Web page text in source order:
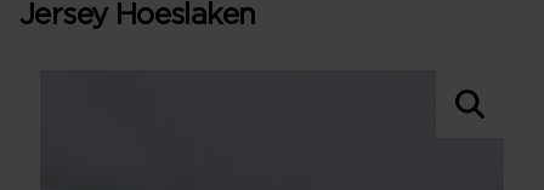
Jersey Hoeslaken